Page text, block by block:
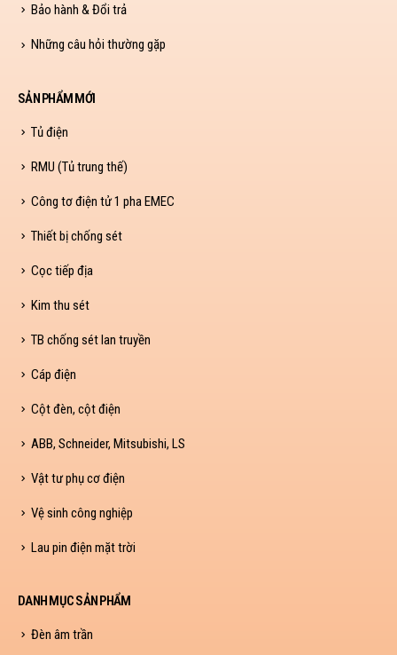
Bảo hành & Đổi trả
Những câu hỏi thường gặp
SẢN PHẨM MỚI
Tủ điện
RMU (Tủ trung thế)
Công tơ điện tử 1 pha EMEC
Thiết bị chống sét
Cọc tiếp địa
Kim thu sét
TB chống sét lan truyền
Cáp điện
Cột đèn, cột điện
ABB, Schneider, Mitsubishi, LS
Vật tư phụ cơ điện
Vệ sinh công nghiệp
Lau pin điện mặt trời
DANH MỤC SẢN PHẨM
Đèn âm trần